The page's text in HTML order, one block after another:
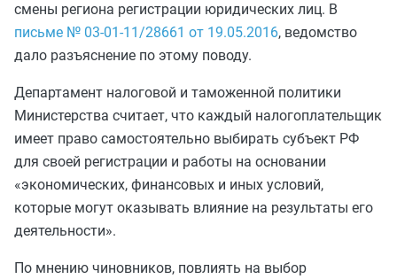
смены региона регистрации юридических лиц. В
письме № 03-01-11/28661 от 19.05.2016, ведомство
дало разъяснение по этому поводу.
Департамент налоговой и таможенной политики
Министерства считает, что каждый налогоплательщик
имеет право самостоятельно выбирать субъект РФ
для своей регистрации и работы на основании
«экономических, финансовых и иных условий,
которые могут оказывать влияние на результаты его
деятельности».
По мнению чиновников, повлиять на выбор